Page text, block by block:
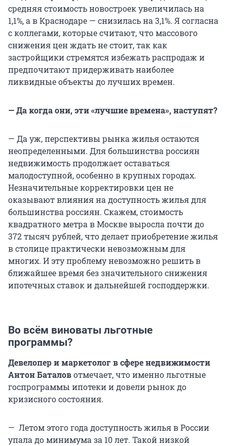
средняя стоимость новостроек увеличилась на
1,1%, а в Краснодаре — снизилась на 3,1%. Я согласна
с коллегами, которые считают, что массового
снижения цен ждать не стоит, так как
застройщики стремятся избежать распродаж и
предпочитают придерживать наиболее
ликвидные объекты до лучших времен.
— Да когда они, эти «лучшие времена», наступят?
— Да уж, перспективы рынка жилья остаются
неопределенными. Для большинства россиян
недвижимость продолжает оставаться
малодоступной, особенно в крупных городах.
Незначительные корректировки цен не
оказывают влияния на доступность жилья для
большинства россиян. Скажем, стоимость
квадратного метра в Москве выросла почти до
372 тысяч рублей, что делает приобретение жилья
в столице практически невозможным для
многих. И эту проблему невозможно решить в
ближайшее время без значительного снижения
ипотечных ставок и дальнейшей господдержки.
Во всём виноваты льготные
программы?
Девелопер и маркетолог в сфере недвижимости
Антон Баталовотмечает, что именно льготные
госпрограммы ипотеки и довели рынок до
кризисного состояния.
— Летом этого года доступность жилья в России
упала до минимума за 10 лет. Такой низкой